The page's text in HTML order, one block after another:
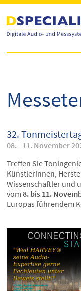
Inhalt
32.
08. - 11. November
Treffen Sie
Künstlerinnen,
Wissenschaftler und
vom 8. bis 11.
Europas führendem
Inhalt